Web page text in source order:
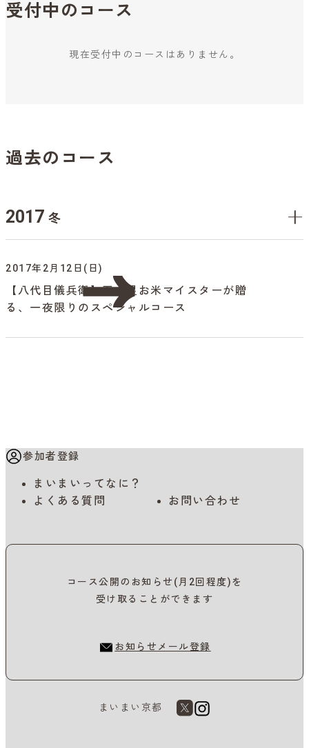
受付中のコース
現在受付中のコースはありません。
過去のコース
2017 冬
2017年2月12日(日)
【八代目儀兵衛】五ツ星お米マイスターが贈
る、一夜限りのスペシャルコース
参加者登録
まいまいってなに？
よくある質問
お問い合わせ
コース公開のお知らせ(月2回程度)を
受け取ることができます
お知らせメール登録
まいまい京都